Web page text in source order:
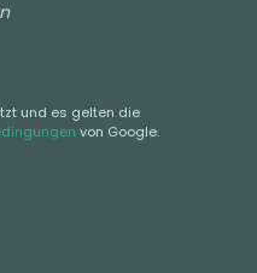
und es gelten die
von Google.